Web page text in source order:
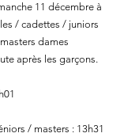
11 décembre à
/ cadettes / juniors
dames
après les garçons.
/ masters : 13h31